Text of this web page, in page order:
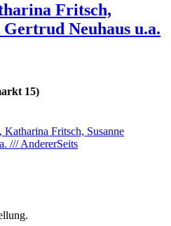
Fritsch,
Gertrud Neuhaus u.a.
15)